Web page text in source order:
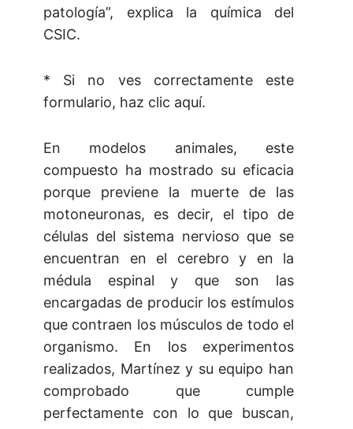
patología”, explica la química del
CSIC.
* Si no ves correctamente este
formulario, haz clic aquí.
En modelos animales, este
compuesto ha mostrado su eficacia
porque previene la muerte de las
motoneuronas, es decir, el tipo de
células del sistema nervioso que se
encuentran en el cerebro y en la
médula espinal y que son las
encargadas de producir los estímulos
que contraen los músculos de todo el
organismo. En los experimentos
realizados, Martínez y su equipo han
comprobado que cumple
perfectamente con lo que buscan,